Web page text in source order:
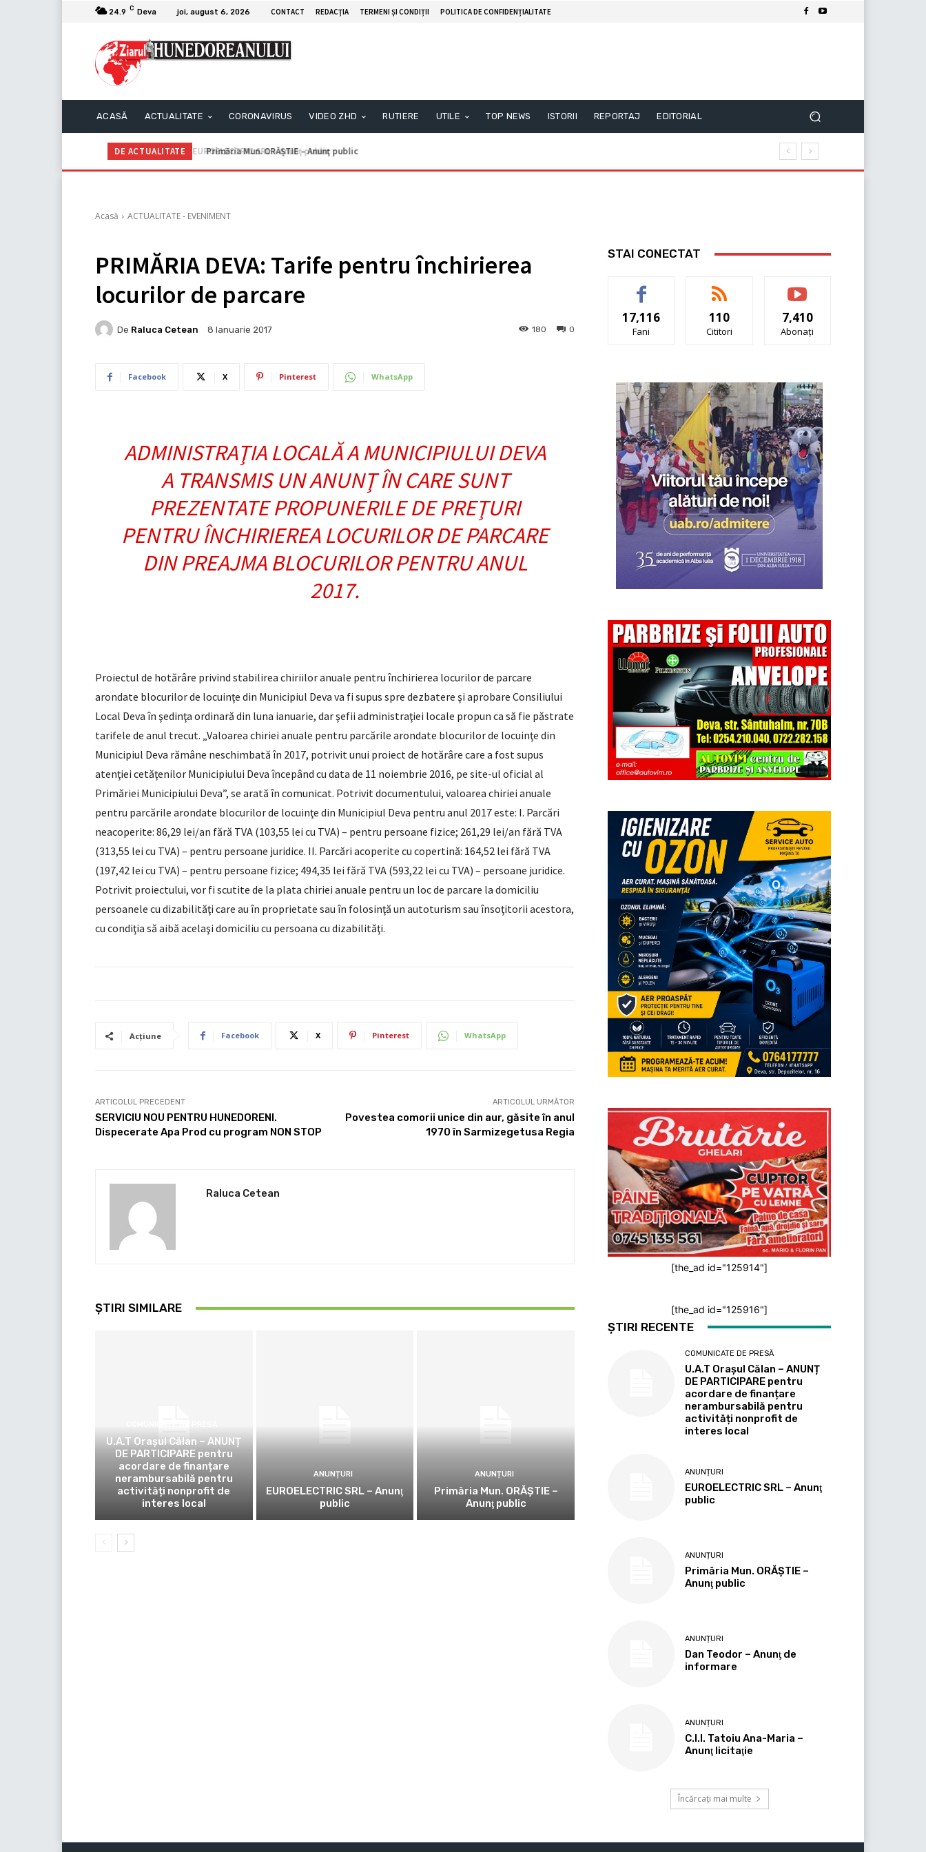
24.9 C Deva joi, august 6, 2026 CONTACT REDACŢIA TERMENI ȘI CONDIȚII POLITICA DE CONFIDENȚIALITATE
ACASĂ ACTUALITATE CORONAVIRUS VIDEO ZHD RUTIERE UTILE TOP NEWS ISTORII REPORTAJ EDITORIAL
DE ACTUALITATE Primăria Mun. ORĂȘTIE – Anunţ public
Acasă ACTUALITATE - EVENIMENT
PRIMĂRIA DEVA: Tarife pentru închirierea
locurilor de parcare
De Raluca Cetean 8 Ianuarie 2017 0
180
Facebook X Pinterest WhatsApp
ADMINISTRAŢIA LOCALĂ A MUNICIPIULUI DEVA
A TRANSMIS UN ANUNŢ ÎN CARE SUNT
PREZENTATE PROPUNERILE DE PREŢURI
PENTRU ÎNCHIRIEREA LOCURILOR DE PARCARE
DIN PREAJMA BLOCURILOR PENTRU ANUL
2017.
Proiectul de hotărâre privind stabilirea chiriilor anuale pentru închirierea locurilor de parcare
arondate blocurilor de locuinţe din Municipiul Deva va fi supus spre dezbatere şi aprobare Consiliului
Local Deva în şedinţa ordinară din luna ianuarie, dar şefii administraţiei locale propun ca să fie păstrate
tarifele de anul trecut. „Valoarea chiriei anuale pentru parcările arondate blocurilor de locuinţe din
Municipiul Deva rămâne neschimbată în 2017, potrivit unui proiect de hotărâre care a fost supus
atenţiei cetăţenilor Municipiului Deva începând cu data de 11 noiembrie 2016, pe site-ul oficial al
Primăriei Municipiului Deva”, se arată în comunicat. Potrivit documentului, valoarea chiriei anuale
pentru parcările arondate blocurilor de locuinţe din Municipiul Deva pentru anul 2017 este: I. Parcări
neacoperite: 86,29 lei/an fără TVA (103,55 lei cu TVA) – pentru persoane fizice; 261,29 lei/an fără TVA
(313,55 lei cu TVA) – pentru persoane juridice. II. Parcări acoperite cu copertină: 164,52 lei fără TVA
(197,42 lei cu TVA) – pentru persoane fizice; 494,35 lei fără TVA (593,22 lei cu TVA) – persoane juridice.
Potrivit proiectului, vor fi scutite de la plata chiriei anuale pentru un loc de parcare la domiciliu
persoanele cu dizabilităţi care au în proprietate sau în folosinţă un autoturism sau însoţitorii acestora,
cu condiţia să aibă acelaşi domiciliu cu persoana cu dizabilităţi.
Acțiune Facebook X Pinterest WhatsApp
ARTICOLUL PRECEDENT
SERVICIU NOU PENTRU HUNEDORENI.
Dispecerate Apa Prod cu program NON STOP
ARTICOLUL URMĂTOR
Povestea comorii unice din aur, găsite în anul
1970 în Sarmizegetusa Regia
Raluca Cetean
ȘTIRI SIMILARE
U.A.T Orașul Călan – ANUNȚ
DE PARTICIPARE pentru
acordare de finanțare
nerambursabilă pentru
activități nonprofit de
interes local
ANUNȚURI
EUROELECTRIC SRL – Anunţ
public
ANUNȚURI
Primăria Mun. ORĂȘTIE –
Anunţ public
STAI CONECTAT
17,116
Fani
110
Cititori
7,410
Abonați
[the_ad id="125914"]
[the_ad id="125916"]
ȘTIRI RECENTE
COMUNICATE DE PRESĂ
U.A.T Orașul Călan – ANUNȚ
DE PARTICIPARE pentru
acordare de finanțare
nerambursabilă pentru
activități nonprofit de
interes local
ANUNȚURI
EUROELECTRIC SRL – Anunţ
public
ANUNȚURI
Primăria Mun. ORĂȘTIE –
Anunţ public
ANUNȚURI
Dan Teodor – Anunţ de
informare
ANUNȚURI
C.I.I. Tatoiu Ana-Maria –
Anunţ licitaţie
Încărcați mai multe